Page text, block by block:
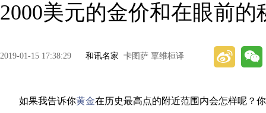
2000美元的金价和在眼前的
2019-01-15 17:38:29 和讯名家 卡图萨 覃维桓译
如果我告诉你黄金在历史最高点的附近范围内会怎样呢？